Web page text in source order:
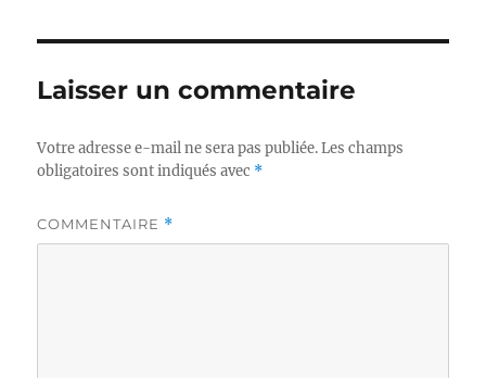
Laisser un commentaire
Votre adresse e-mail ne sera pas publiée. Les champs
obligatoires sont indiqués avec *
COMMENTAIRE *